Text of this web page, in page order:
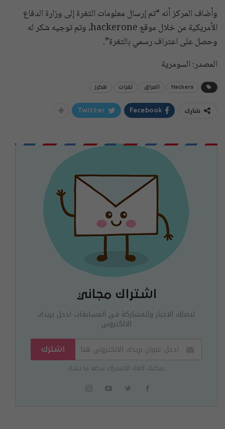
وأضاف المركز أنه “تم إرسال معلومات الثغرة إلى وزارة الدفاع
الأمريكية من خلال موقع hackerone، وتم توجيه شكر له
وحصل على اعتراف رسمي بالثغرة”.
المصدر: السومرية
Hackers العراق ثغرات هكرز
شارك Facebook
Twitter
اشتراك مجاني
لتصلك الاخبار وللمشاركة في المسابقات ادخل بريدك
الالكتروني
اشترك
يمكنك الغاء الاشتراك ساعة ما تشاء